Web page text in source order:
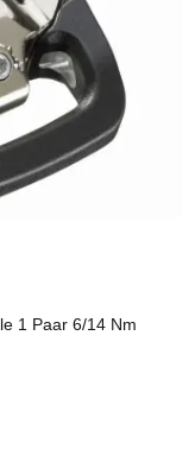
1 Paar 6/14 Nm